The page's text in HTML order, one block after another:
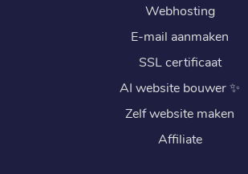
Webhosting
E-mail aanmaken
SSL certificaat
AI website bouwer✨
Zelf website maken
Affiliate